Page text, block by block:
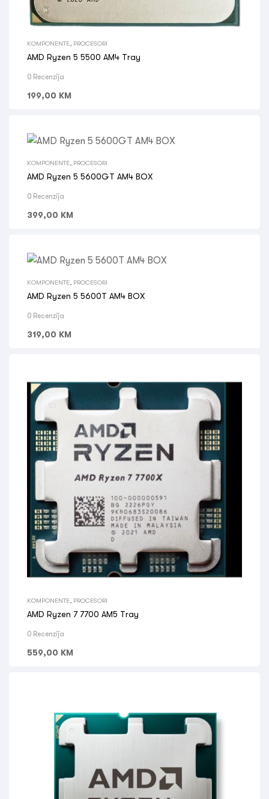
KOMPONENTE PROCESORI
AMD Ryzen 5 5500 AM4 Tray
0 Recenzija
199,00 KM
KOMPONENTE PROCESORI
AMD Ryzen 5 5600GT AM4 BOX
0 Recenzija
399,00 KM
KOMPONENTE PROCESORI
AMD Ryzen 5 5600T AM4 BOX
0 Recenzija
319,00 KM
KOMPONENTE PROCESORI
AMD Ryzen 7 7700 AM5 Tray
0 Recenzija
559,00 KM